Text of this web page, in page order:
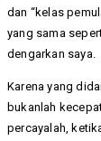
dan “kelas
yang sama
dengarkan saya.
Karena yang
bukanlah
percayalah,